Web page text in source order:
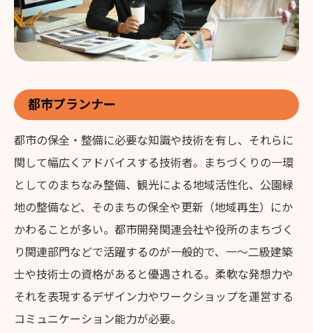
都市プランナー
都市の保全・整備に必要な知識や技術を有し、それらに
関して幅広くアドバイスする技術者。まちづくりの一環
としてのまちなみ整備、観光による地域活性化、公園緑
地の整備など、そのまちの保全や更新（地域再生）にか
かわることが多い。都市開発関連会社や役所のまちづく
り関連部門などで活躍するのが一般的で、一～二級建築
士や技術士の資格があると優遇される。柔軟な発想力や
それを表現するデザイン力やワークショップを運営する
コミュニケーション能力が必要。